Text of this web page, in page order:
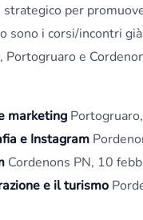
per
sono i corsi/incontri
Portogruaro e
marketing
e Instagram
Cordenons PN, 10
e il turismo